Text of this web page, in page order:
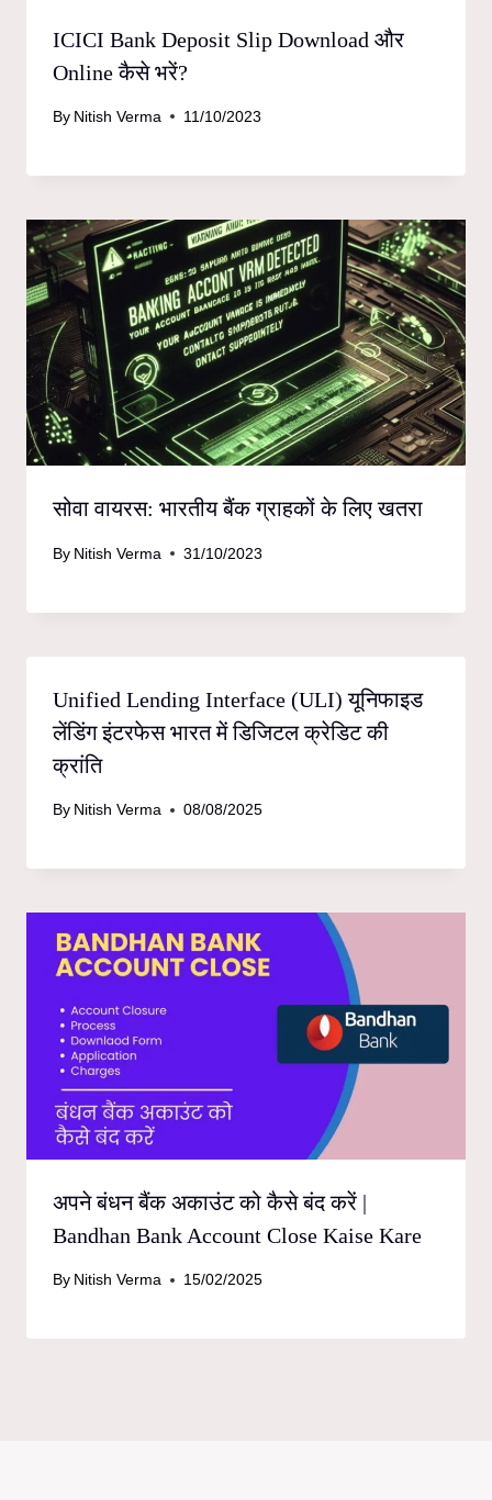
ICICI Bank Deposit Slip Download और
Online कैसे भरें?
By Nitish Verma 11/10/2023
सोवा वायरस: भारतीय बैंक ग्राहकों के लिए खतरा
By Nitish Verma 31/10/2023
Unified Lending Interface (ULI) यूनिफाइड
लेंडिंग इंटरफेस भारत में डिजिटल क्रेडिट की
क्रांति
By Nitish Verma 08/08/2025
अपने बंधन बैंक अकाउंट को कैसे बंद करें |
Bandhan Bank Account Close Kaise Kare
By Nitish Verma 15/02/2025